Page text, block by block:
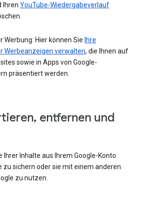
Ihren YouTube-Wiedergabeverlauf
Werbung: Hier können Sie Ihre
Werbeanzeigen verwalten, die Ihnen auf
sowie in Apps von Google-
präsentiert werden.
entfernen und
Ihrer Inhalte aus Ihrem Google-Konto
zu sichern oder sie mit einem anderen
zu nutzen.